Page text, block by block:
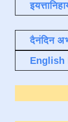
दैनंदिन
English